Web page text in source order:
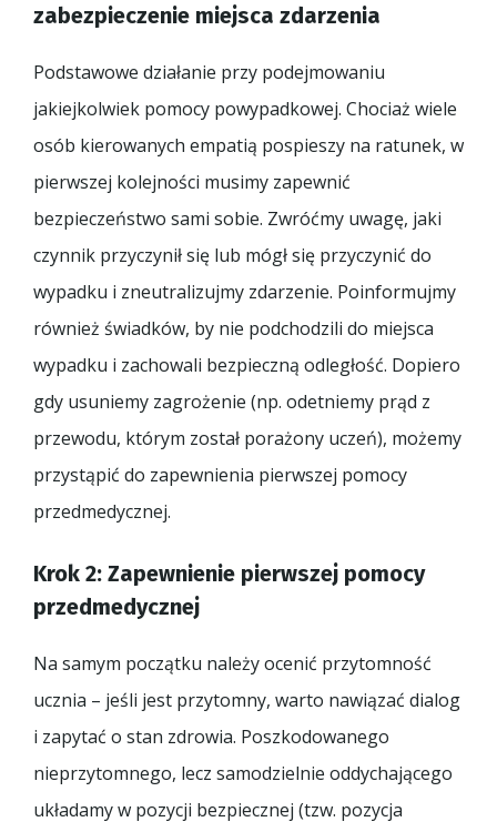
zabezpieczenie miejsca zdarzenia
Podstawowe działanie przy podejmowaniu
jakiejkolwiek pomocy powypadkowej. Chociaż wiele
osób kierowanych empatią pospieszy na ratunek, w
pierwszej kolejności musimy zapewnić
bezpieczeństwo sami sobie. Zwróćmy uwagę, jaki
czynnik przyczynił się lub mógł się przyczynić do
wypadku i zneutralizujmy zdarzenie. Poinformujmy
również świadków, by nie podchodzili do miejsca
wypadku i zachowali bezpieczną odległość. Dopiero
gdy usuniemy zagrożenie (np. odetniemy prąd z
przewodu, którym został porażony uczeń), możemy
przystąpić do zapewnienia pierwszej pomocy
przedmedycznej.
Krok 2: Zapewnienie pierwszej pomocy
przedmedycznej
Na samym początku należy ocenić przytomność
ucznia – jeśli jest przytomny, warto nawiązać dialog
i zapytać o stan zdrowia. Poszkodowanego
nieprzytomnego, lecz samodzielnie oddychającego
układamy w pozycji bezpiecznej (tzw. pozycja